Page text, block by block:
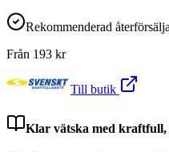
Rekommenderad
Från 193 kr
Till butik
Klar vätska med